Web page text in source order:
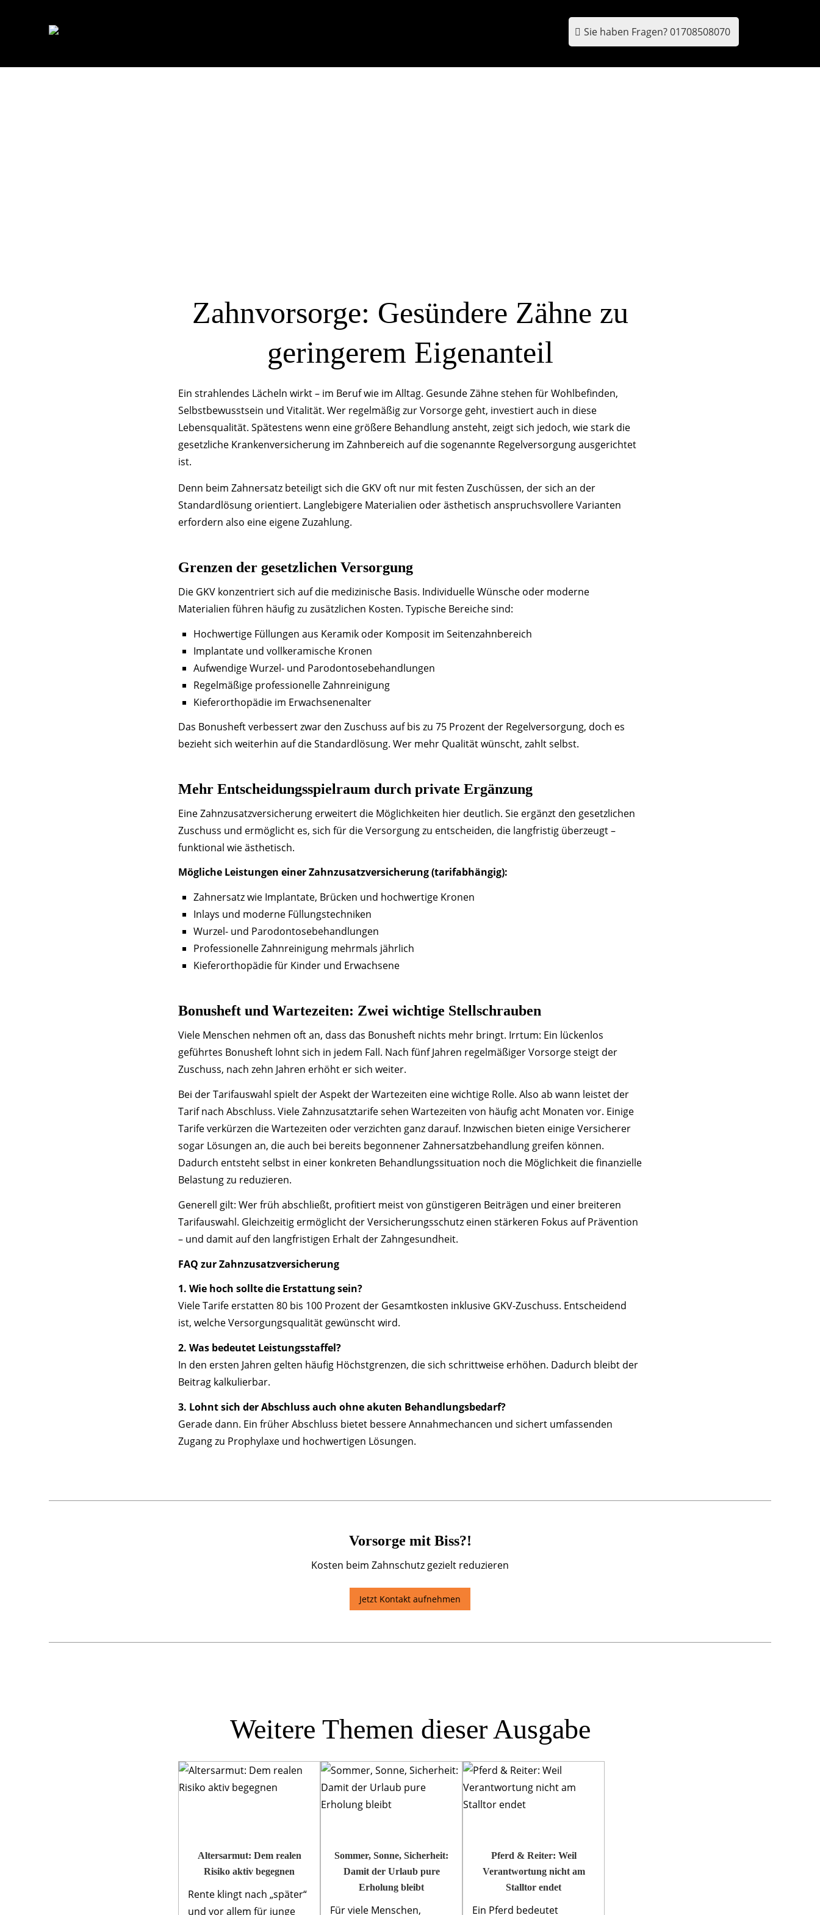
Sie haben Fragen?01708508070
Zahnvorsorge: Gesündere Zähne zu
geringerem Eigenanteil
Ein strahlendes Lächeln wirkt – im Beruf wie im Alltag. Gesunde Zähne stehen für Wohlbefinden,
Selbstbewusstsein und Vitalität. Wer regelmäßig zur Vorsorge geht, investiert auch in diese
Lebensqualität. Spätestens wenn eine größere Behandlung ansteht, zeigt sich jedoch, wie stark die
gesetzliche Krankenversicherung im Zahnbereich auf die sogenannte Regelversorgung ausgerichtet
ist.
Denn beim Zahnersatz beteiligt sich die GKV oft nur mit festen Zuschüssen, der sich an der
Standardlösung orientiert. Langlebigere Materialien oder ästhetisch anspruchsvollere Varianten
erfordern also eine eigene Zuzahlung.
Grenzen der gesetzlichen Versorgung
Die GKV konzentriert sich auf die medizinische Basis. Individuelle Wünsche oder moderne
Materialien führen häufig zu zusätzlichen Kosten. Typische Bereiche sind:
Hochwertige Füllungen aus Keramik oder Komposit im Seitenzahnbereich
Implantate und vollkeramische Kronen
Aufwendige Wurzel- und Parodontosebehandlungen
Regelmäßige professionelle Zahnreinigung
Kieferorthopädie im Erwachsenenalter
Das Bonusheft verbessert zwar den Zuschuss auf bis zu 75 Prozent der Regelversorgung, doch es
bezieht sich weiterhin auf die Standardlösung. Wer mehr Qualität wünscht, zahlt selbst.
Mehr Entscheidungsspielraum durch private Ergänzung
Eine Zahnzusatzversicherung erweitert die Möglichkeiten hier deutlich. Sie ergänzt den gesetzlichen
Zuschuss und ermöglicht es, sich für die Versorgung zu entscheiden, die langfristig überzeugt –
funktional wie ästhetisch.
Mögliche Leistungen einer Zahnzusatzversicherung (tarifabhängig):
Zahnersatz wie Implantate, Brücken und hochwertige Kronen
Inlays und moderne Füllungstechniken
Wurzel- und Parodontosebehandlungen
Professionelle Zahnreinigung mehrmals jährlich
Kieferorthopädie für Kinder und Erwachsene
Bonusheft und Wartezeiten: Zwei wichtige Stellschrauben
Viele Menschen nehmen oft an, dass das Bonusheft nichts mehr bringt. Irrtum: Ein lückenlos
geführtes Bonusheft lohnt sich in jedem Fall. Nach fünf Jahren regelmäßiger Vorsorge steigt der
Zuschuss, nach zehn Jahren erhöht er sich weiter.
Bei der Tarifauswahl spielt der Aspekt der Wartezeiten eine wichtige Rolle. Also ab wann leistet der
Tarif nach Abschluss. Viele Zahnzusatztarife sehen Wartezeiten von häufig acht Monaten vor. Einige
Tarife verkürzen die Wartezeiten oder verzichten ganz darauf. Inzwischen bieten einige Versicherer
sogar Lösungen an, die auch bei bereits begonnener Zahnersatzbehandlung greifen können.
Dadurch entsteht selbst in einer konkreten Behandlungssituation noch die Möglichkeit die finanzielle
Belastung zu reduzieren.
Generell gilt: Wer früh abschließt, profitiert meist von günstigeren Beiträgen und einer breiteren
Tarifauswahl. Gleichzeitig ermöglicht der Versicherungsschutz einen stärkeren Fokus auf Prävention
– und damit auf den langfristigen Erhalt der Zahngesundheit.
FAQ zur Zahnzusatzversicherung
1. Wie hoch sollte die Erstattung sein?
Viele Tarife erstatten 80 bis 100 Prozent der Gesamtkosten inklusive GKV-Zuschuss. Entscheidend
ist, welche Versorgungsqualität gewünscht wird.
2. Was bedeutet Leistungsstaffel?
In den ersten Jahren gelten häufig Höchstgrenzen, die sich schrittweise erhöhen. Dadurch bleibt der
Beitrag kalkulierbar.
3. Lohnt sich der Abschluss auch ohne akuten Behandlungsbedarf?
Gerade dann. Ein früher Abschluss bietet bessere Annahmechancen und sichert umfassenden
Zugang zu Prophylaxe und hochwertigen Lösungen.
Vorsorge mit Biss?!
Kosten beim Zahnschutz gezielt reduzieren
Jetzt Kontakt aufnehmen
Weitere Themen dieser Ausgabe
Altersarmut: Dem realen
Risiko aktiv begegnen
Rente klingt nach „später“
und vor allem für junge
Sommer, Sonne, Sicherheit:
Damit der Urlaub pure
Erholung bleibt
Für viele Menschen,
Pferd & Reiter: Weil
Verantwortung nicht am
Stalltor endet
Ein Pferd bedeutet